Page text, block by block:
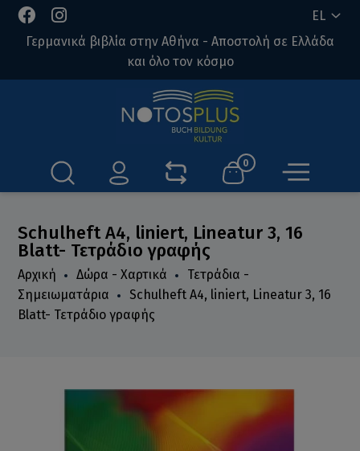
EL
Γερμανικά βιβλία στην Αθήνα - Αποστολή σε Ελλάδα
και όλο τον κόσμο
0
Schulheft A4, liniert, Lineatur 3, 16
Blatt- Τετράδιο γραφής
Αρχική Δώρα - Χαρτικά
Τετράδια -
Σημειωματάρια
Schulheft A4, liniert, Lineatur 3, 16
Blatt- Τετράδιο γραφής